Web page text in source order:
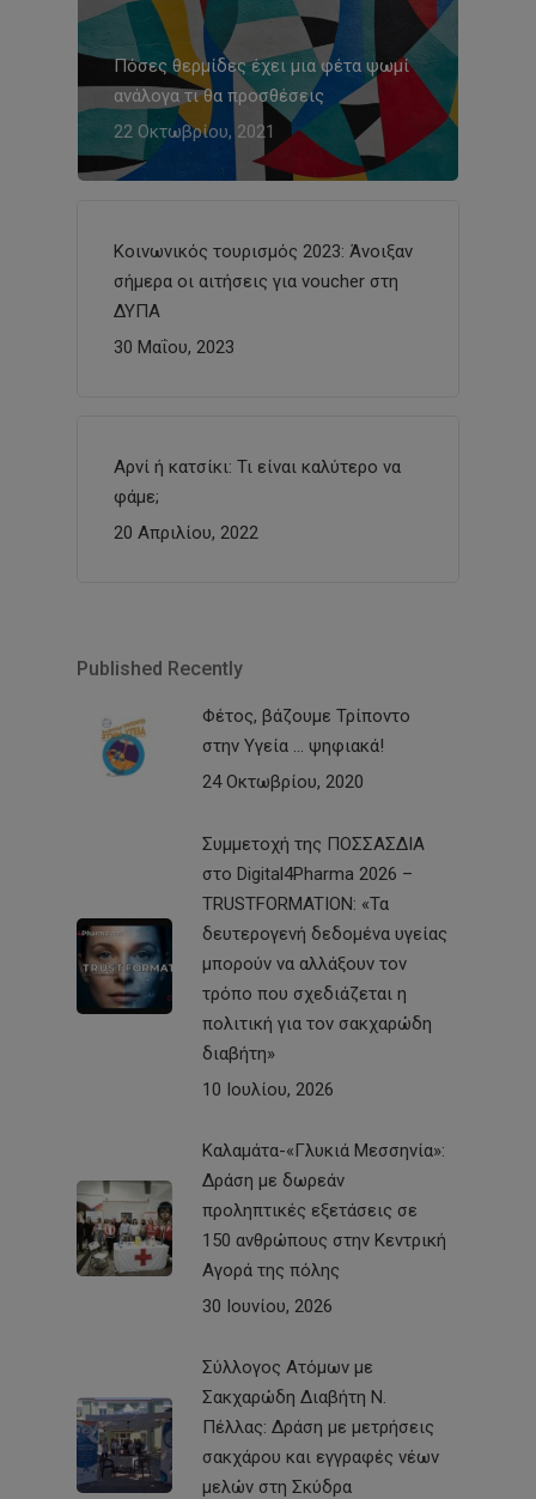
Πόσες θερμίδες έχει μια φέτα ψωμί
ανάλογα τι θα προσθέσεις
22 Οκτωβρίου, 2021
Κοινωνικός τουρισμός 2023: Άνοιξαν
σήμερα οι αιτήσεις για voucher στη
ΔΥΠΑ
30 Μαΐου, 2023
Αρνί ή κατσίκι: Τι είναι καλύτερο να
φάμε;
20 Απριλίου, 2022
Published Recently
Φέτος, βάζουμε Τρίποντο
στην Υγεία … ψηφιακά!
24 Οκτωβρίου, 2020
Συμμετοχή της ΠΟΣΣΑΣΔΙΑ
στο Digital4Pharma 2026 –
TRUSTFORMATION: «Τα
δευτερογενή δεδομένα υγείας
μπορούν να αλλάξουν τον
τρόπο που σχεδιάζεται η
πολιτική για τον σακχαρώδη
διαβήτη»
10 Ιουλίου, 2026
Καλαμάτα-«Γλυκιά Μεσσηνία»:
Δράση με δωρεάν
προληπτικές εξετάσεις σε
150 ανθρώπους στην Κεντρική
Αγορά της πόλης
30 Ιουνίου, 2026
Σύλλογος Ατόμων με
Σακχαρώδη Διαβήτη Ν.
Πέλλας: Δράση με μετρήσεις
σακχάρου και εγγραφές νέων
μελών στη Σκύδρα